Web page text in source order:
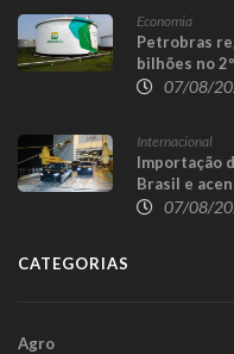
Economia
Petrobras
bilhões no
defasagem
07/08/
Internacional
Importação
Brasil e
07/08/
CATEGORIAS
Agro